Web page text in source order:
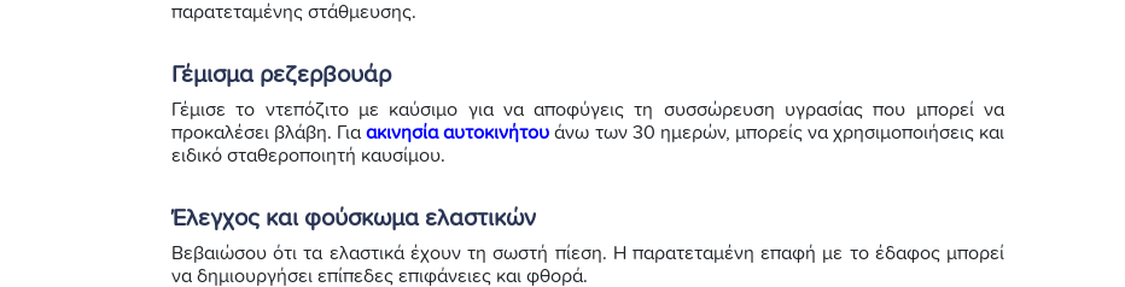
παρατεταμένης στάθμευσης.
Γέμισμα ρεζερβουάρ
Γέμισε το ντεπόζιτο με καύσιμο για να αποφύγεις τη συσσώρευση υγρασίας που μπορεί να
προκαλέσει βλάβη. Γιαακινησία αυτοκινήτου άνω των 30 ημερών, μπορείς να χρησιμοποιήσεις και
ειδικό σταθεροποιητή καυσίμου.
Έλεγχος και φούσκωμα ελαστικών
Βεβαιώσου ότι τα ελαστικά έχουν τη σωστή πίεση. Η παρατεταμένη επαφή με το έδαφος μπορεί
να δημιουργήσει επίπεδες επιφάνειες και φθορά.